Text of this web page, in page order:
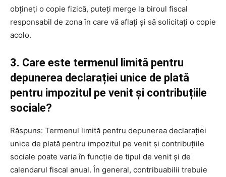
obțineți o copie fizică, puteți merge la biroul fiscal
responsabil de zona în care vă aflați și să solicitați o copie
acolo.
3. Care este termenul limită pentru
depunerea declarației unice de plată
pentru impozitul pe venit și contribuțiile
sociale?
Răspuns: Termenul limită pentru depunerea declarației
unice de plată pentru impozitul pe venit și contribuțiile
sociale poate varia în funcție de tipul de venit și de
calendarul fiscal anual. În general, contribuabilii trebuie